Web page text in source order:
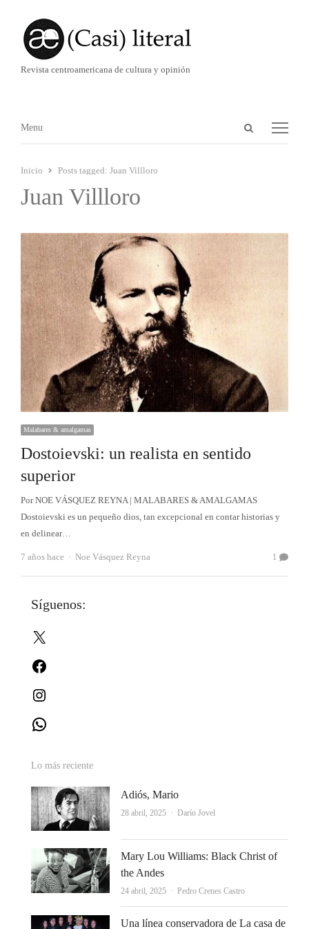
Revista centroamericana de cultura y opinión
Abrir
Menú
Menu
Inicio Posts tagged: Juan Villloro
Juan Villloro
Malabares & amalgamas
Dostoievski: un realista en sentido
superior
Por NOE VÁSQUEZ REYNA | MALABARES & AMALGAMAS
Dostoievski es un pequeño dios, tan excepcional en contar historias y
en delinear…
7 años hace Autor
Noe Vásquez Reyna 1
Síguenos:
Lo más reciente
Adiós, Mario
28 abril, 2025 Autor
Darío Jovel
Mary Lou Williams: Black Christ of
the Andes
24 abril, 2025 Autor
Pedro Crenes Castro
Una línea conservadora de La casa de